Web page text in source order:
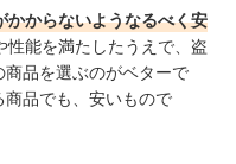
かからないようなるべく安
性能を満たしたうえで、盗
品を選ぶのがベターで
品でも、安いもので